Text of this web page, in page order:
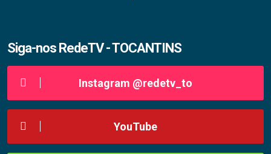
Siga-nos RedeTV - TOCANTINS
Instagram @redetv_to
YouTube